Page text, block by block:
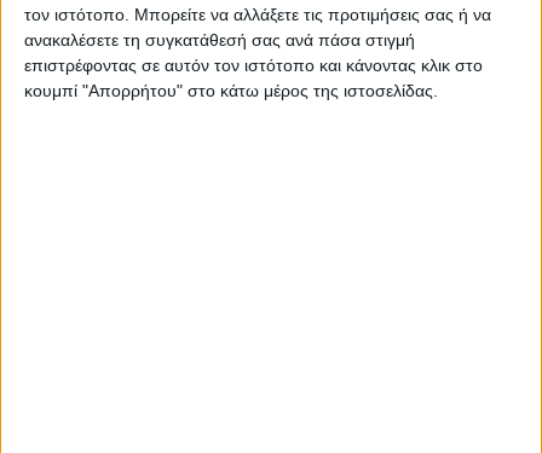
τον ιστότοπο. Μπορείτε να αλλάξετε τις προτιμήσεις σας ή να
ανακαλέσετε τη συγκατάθεσή σας ανά πάσα στιγμή
επιστρέφοντας σε αυτόν τον ιστότοπο και κάνοντας κλικ στο
κουμπί "Απορρήτου" στο κάτω μέρος της ιστοσελίδας.